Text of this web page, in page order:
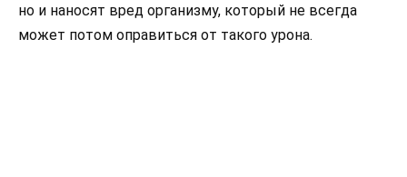
но и наносят вред организму, который не всегда
может потом оправиться от такого урона.